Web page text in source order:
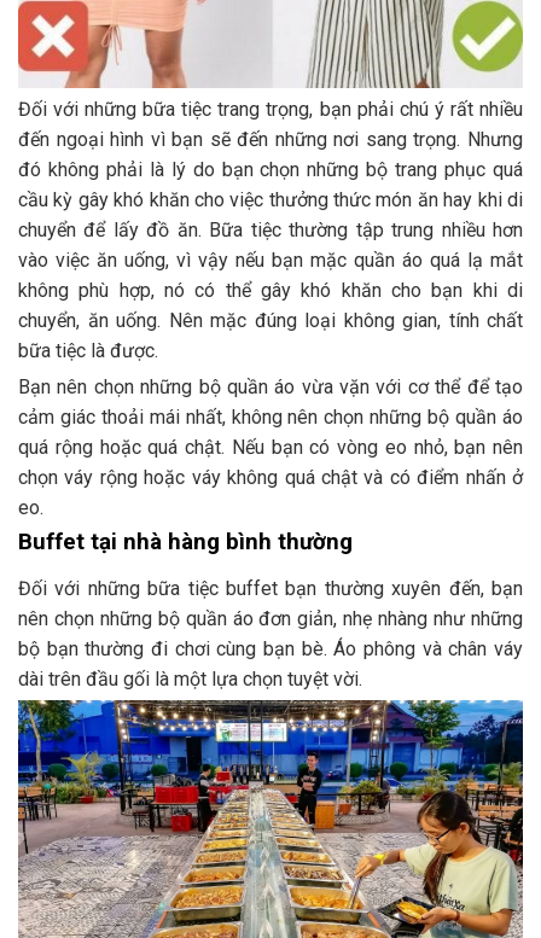
Đối với những bữa tiệc trang trọng, bạn phải chú ý rất nhiều
đến ngoại hình vì bạn sẽ đến những nơi sang trọng. Nhưng
đó không phải là lý do bạn chọn những bộ trang phục quá
cầu kỳ gây khó khăn cho việc thưởng thức món ăn hay khi di
chuyển để lấy đồ ăn. Bữa tiệc thường tập trung nhiều hơn
vào việc ăn uống, vì vậy nếu bạn mặc quần áo quá lạ mắt
không phù hợp, nó có thể gây khó khăn cho bạn khi di
chuyển, ăn uống. Nên mặc đúng loại không gian, tính chất
bữa tiệc là được.
Bạn nên chọn những bộ quần áo vừa vặn với cơ thể để tạo
cảm giác thoải mái nhất, không nên chọn những bộ quần áo
quá rộng hoặc quá chật. Nếu bạn có vòng eo nhỏ, bạn nên
chọn váy rộng hoặc váy không quá chật và có điểm nhấn ở
eo.
Buffet tại nhà hàng bình thường
Đối với những bữa tiệc buffet bạn thường xuyên đến, bạn
nên chọn những bộ quần áo đơn giản, nhẹ nhàng như những
bộ bạn thường đi chơi cùng bạn bè. Áo phông và chân váy
dài trên đầu gối là một lựa chọn tuyệt vời.